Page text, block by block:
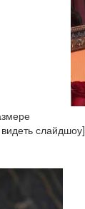
слайдшоу]